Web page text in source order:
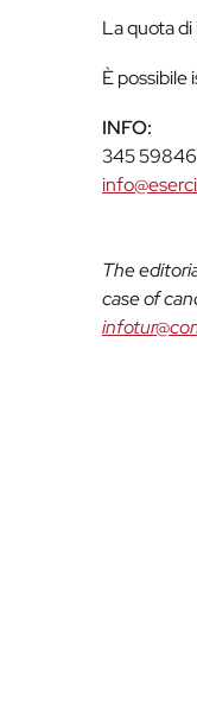
La quota
È possibile
INFO:
345
The
case of